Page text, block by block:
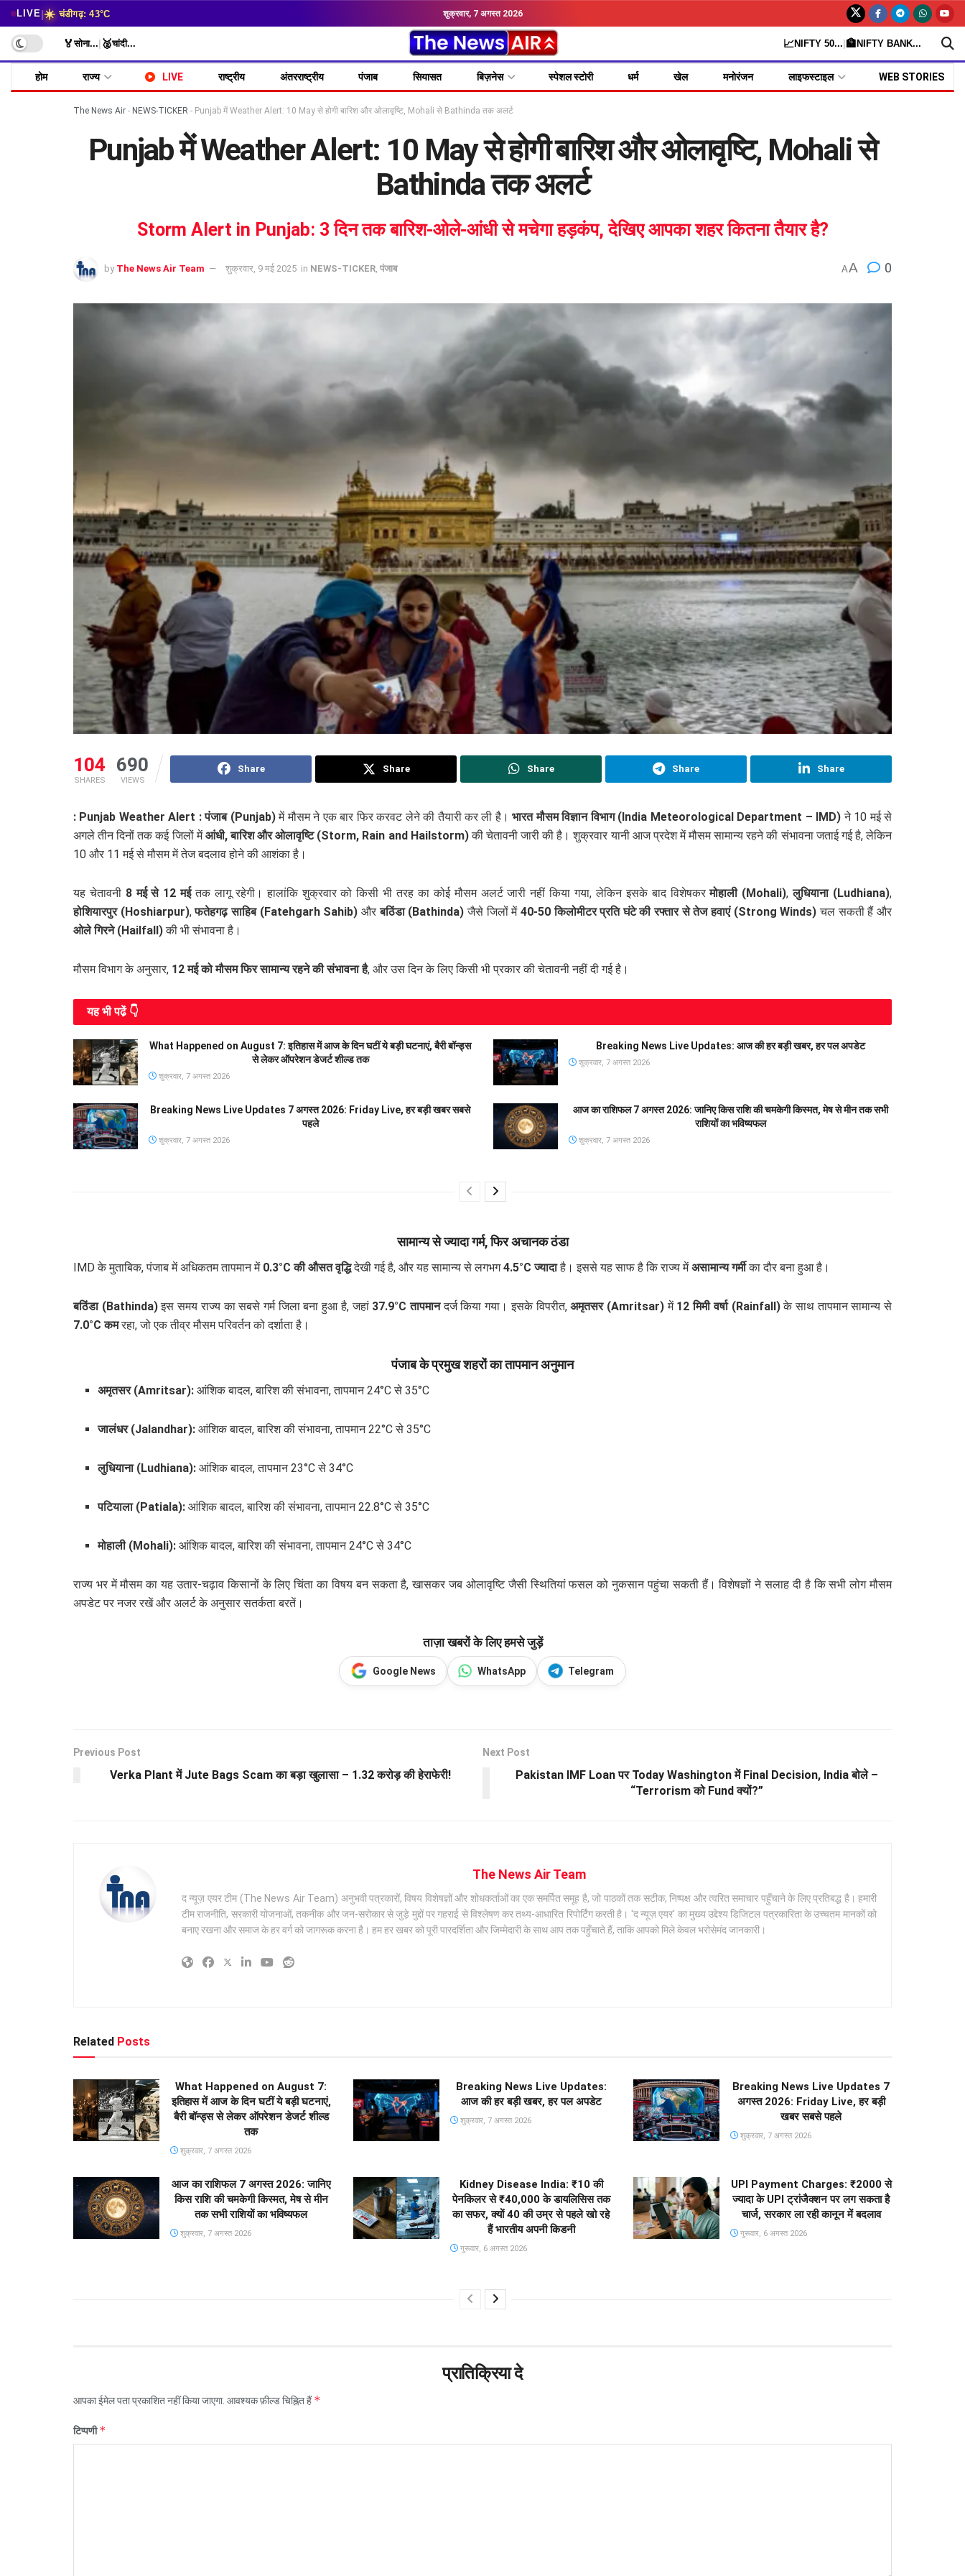
LIVE|☀️ चंडीगढ़: 43°C शुक्रवार, 7 अगस्त 2026
🏅सोना... 🥈चांदी... 📈NIFTY 50... 🏦NIFTY BANK...
होम राज्य LIVE राष्ट्रीय अंतरराष्ट्रीय पंजाब सियासत बिज़नेस स्पेशल स्टोरी धर्म खेल मनोरंजन लाइफस्टाइल WEB STORIES
The News Air - NEWS-TICKER - Punjab में Weather Alert: 10 May से होगी बारिश और ओलावृष्टि, Mohali से Bathinda तक अलर्ट
Punjab में Weather Alert: 10 May से होगी बारिश और ओलावृष्टि, Mohali से
Bathinda तक अलर्ट
Storm Alert in Punjab: 3 दिन तक बारिश-ओले-आंधी से मचेगा हड़कंप, देखिए आपका शहर कितना तैयार है?
by The News Air Team शुक्रवार, 9 मई 2025 in NEWS-TICKER पंजाब AA 0
104
SHARES
690
VIEWS
Share Share Share Share Share
: Punjab Weather Alert :पंजाब (Punjab)में मौसम ने एक बार फिर करवट लेने की तैयारी कर ली है।भारत मौसम विज्ञान विभाग (India Meteorological Department – IMD) ने 10 मई से
अगले तीन दिनों तक कई जिलों मेंआंधी, बारिश और ओलावृष्टि (Storm, Rain and Hailstorm)की चेतावनी जारी की है। शुक्रवार यानी आज प्रदेश में मौसम सामान्य रहने की संभावना जताई गई है, लेकिन
10 और 11 मई से मौसम में तेज बदलाव होने की आशंका है।
यह चेतावनी 8 मई से 12 मईतक लागू रहेगी। हालांकि शुक्रवार को किसी भी तरह का कोई मौसम अलर्ट जारी नहीं किया गया, लेकिन इसके बाद विशेषकरमोहाली (Mohali),लुधियाना (Ludhiana),
होशियारपुर (Hoshiarpur),फतेहगढ़ साहिब (Fatehgarh Sahib) औरबठिंडा (Bathinda) जैसे जिलों में 40-50 किलोमीटर प्रति घंटे की रफ्तार से तेज हवाएं (Strong Winds) चल सकती हैं और
ओले गिरने (Hailfall)की भी संभावना है।
मौसम विभाग के अनुसार, 12 मई को मौसम फिर सामान्य रहने की संभावना है, और उस दिन के लिए किसी भी प्रकार की चेतावनी नहीं दी गई है।
यह भी पढे़ं 👇
What Happened on August 7: इतिहास में आज के दिन घटीं ये बड़ी घटनाएं, बैरी बॉन्ड्स
से लेकर ऑपरेशन डेजर्ट शील्ड तक
शुक्रवार, 7 अगस्त 2026
Breaking News Live Updates: आज की हर बड़ी खबर, हर पल अपडेट
शुक्रवार, 7 अगस्त 2026
Breaking News Live Updates 7 अगस्त 2026: Friday Live, हर बड़ी खबर सबसे
पहले
शुक्रवार, 7 अगस्त 2026
आज का राशिफल 7 अगस्त 2026: जानिए किस राशि की चमकेगी किस्मत, मेष से मीन तक सभी
राशियों का भविष्यफल
शुक्रवार, 7 अगस्त 2026
सामान्य से ज्यादा गर्म, फिर अचानक ठंडा
IMD के मुताबिक, पंजाब में अधिकतम तापमान में 0.3°C की औसत वृद्धिदेखी गई है, और यह सामान्य से लगभग4.5°C ज्यादाहै। इससे यह साफ है कि राज्य मेंअसामान्य गर्मीका दौर बना हुआ है।
बठिंडा (Bathinda)इस समय राज्य का सबसे गर्म जिला बना हुआ है, जहां 37.9°C तापमानदर्ज किया गया। इसके विपरीत,अमृतसर (Amritsar)में 12 मिमी वर्षा (Rainfall)के साथ तापमान सामान्य से
7.0°C कमरहा, जो एक तीव्र मौसम परिवर्तन को दर्शाता है।
पंजाब के प्रमुख शहरों का तापमान अनुमान
अमृतसर (Amritsar): आंशिक बादल, बारिश की संभावना, तापमान 24°C से 35°C
जालंधर (Jalandhar): आंशिक बादल, बारिश की संभावना, तापमान 22°C से 35°C
लुधियाना (Ludhiana): आंशिक बादल, तापमान 23°C से 34°C
पटियाला (Patiala): आंशिक बादल, बारिश की संभावना, तापमान 22.8°C से 35°C
मोहाली (Mohali): आंशिक बादल, बारिश की संभावना, तापमान 24°C से 34°C
राज्य भर में मौसम का यह उतार-चढ़ाव किसानों के लिए चिंता का विषय बन सकता है, खासकर जब ओलावृष्टि जैसी स्थितियां फसल को नुकसान पहुंचा सकती हैं। विशेषज्ञों ने सलाह दी है कि सभी लोग मौसम
अपडेट पर नजर रखें और अलर्ट के अनुसार सतर्कता बरतें।
ताज़ा खबरों के लिए हमसे जुड़ें
Google News WhatsApp Telegram
Previous Post
Verka Plant में Jute Bags Scam का बड़ा खुलासा – 1.32 करोड़ की हेराफेरी!
Next Post
Pakistan IMF Loan पर Today Washington में Final Decision, India बोले –
“Terrorism को Fund क्यों?”
The News Air Team
द न्यूज़ एयर टीम (The News Air Team) अनुभवी पत्रकारों, विषय विशेषज्ञों और शोधकर्ताओं का एक समर्पित समूह है, जो पाठकों तक सटीक, निष्पक्ष और त्वरित समाचार पहुँचाने के लिए प्रतिबद्ध है। हमारी
टीम राजनीति, सरकारी योजनाओं, तकनीक और जन-सरोकार से जुड़े मुद्दों पर गहराई से विश्लेषण कर तथ्य-आधारित रिपोर्टिंग करती है। 'द न्यूज़ एयर' का मुख्य उद्देश्य डिजिटल पत्रकारिता के उच्चतम मानकों को
बनाए रखना और समाज के हर वर्ग को जागरूक करना है। हम हर खबर को पूरी पारदर्शिता और जिम्मेदारी के साथ आप तक पहुँचाते हैं, ताकि आपको मिले केवल भरोसेमंद जानकारी।
Related Posts
What Happened on August 7:
इतिहास में आज के दिन घटीं ये बड़ी घटनाएं,
बैरी बॉन्ड्स से लेकर ऑपरेशन डेजर्ट शील्ड
तक
शुक्रवार, 7 अगस्त 2026
Breaking News Live Updates:
आज की हर बड़ी खबर, हर पल अपडेट
शुक्रवार, 7 अगस्त 2026
Breaking News Live Updates 7
अगस्त 2026: Friday Live, हर बड़ी
खबर सबसे पहले
शुक्रवार, 7 अगस्त 2026
आज का राशिफल 7 अगस्त 2026: जानिए
किस राशि की चमकेगी किस्मत, मेष से मीन
तक सभी राशियों का भविष्यफल
शुक्रवार, 7 अगस्त 2026
Kidney Disease India: ₹10 की
पेनकिलर से ₹40,000 के डायलिसिस तक
का सफर, क्यों 40 की उम्र से पहले खो रहे
हैं भारतीय अपनी किडनी
गुरूवार, 6 अगस्त 2026
UPI Payment Charges: ₹2000 से
ज्यादा के UPI ट्रांजैक्शन पर लग सकता है
चार्ज, सरकार ला रही कानून में बदलाव
गुरूवार, 6 अगस्त 2026
प्रातिक्रिया दे
आपका ईमेल पता प्रकाशित नहीं किया जाएगा. आवश्यक फ़ील्ड चिह्नित हैं*
टिप्पणी*